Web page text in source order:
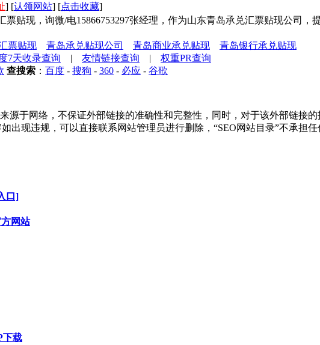
] [认领网站] [点击收藏]
票贴现，询微/电15866753297张经理，作为山东青岛承兑汇票贴现公司
票贴现 青岛承兑贴现公司 青岛商业承兑贴现
青岛银行承兑贴现
7天收录查询 | 友情链接查询 | 权重PR查询
查搜索 ： 百度 - 搜狗 - 360 - 必应 - 谷歌
源于网络，不保证外部链接的准确性和完整性，同时，对于该外部链接
出现违规，可以直接联系网站管理员进行删除，“SEO网站目录”不承担
口]
网站
下载